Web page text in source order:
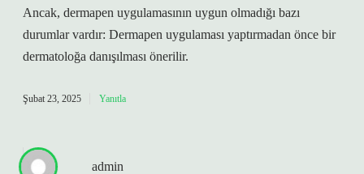
Ancak, dermapen uygulamasının uygun olmadığı bazı
durumlar vardır: Dermapen uygulaması yaptırmadan önce bir
dermatoloğa danışılması önerilir.
Şubat 23, 2025 Yanıtla
admin